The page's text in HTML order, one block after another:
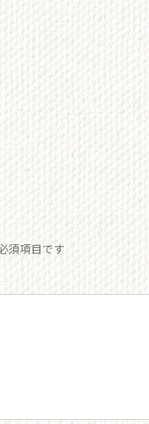
須項目です